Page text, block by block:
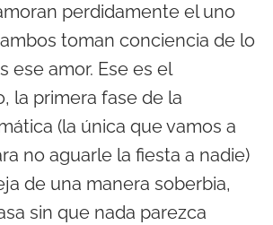
perdidamente el uno
toman conciencia de lo
ese amor. Ese es el
la primera fase de la
(la única que vamos a
no aguarle la fiesta a nadie)
de una manera soberbia,
sin que nada parezca